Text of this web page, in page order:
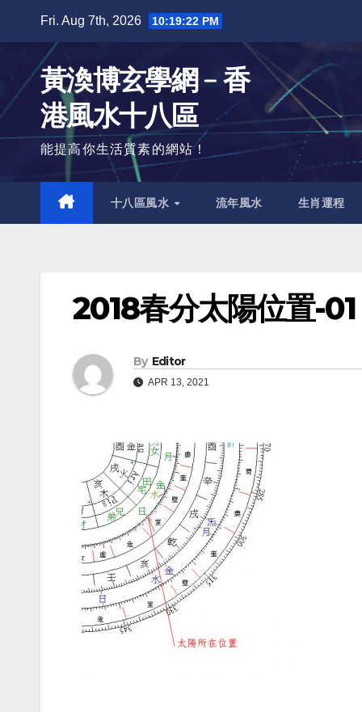
content
Fri. Aug 7th, 2026 10:19:23 PM
黃渙博玄學網﹣香
港風水十八區
能提高你生活質素的網站！
十八區風水 流年風水 生肖運程
2018春分太陽位置-01
By Editor
APR 13, 2021